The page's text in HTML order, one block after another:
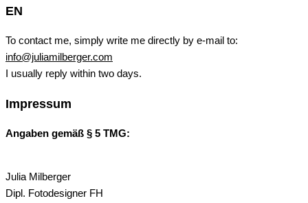
EN
To contact me, simply write me directly by e-mail to:
info@juliamilberger.com
I usually reply within two days.
Impressum
Angaben gemäß § 5 TMG:
Julia Milberger
Dipl. Fotodesigner FH